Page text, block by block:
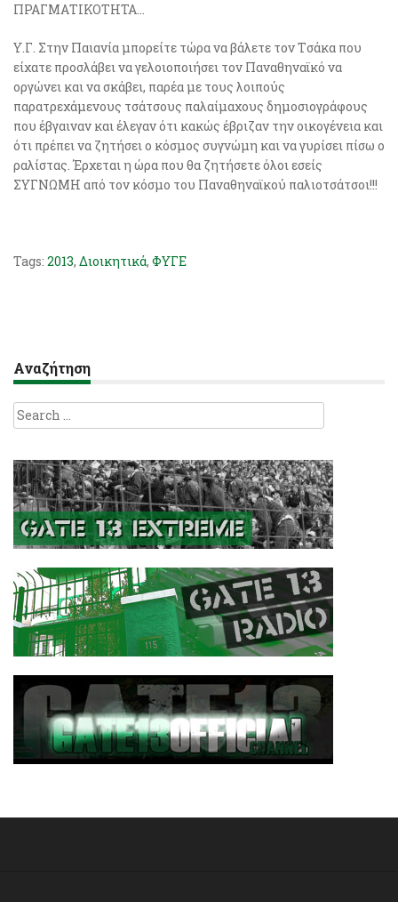
ΠΡΑΓΜΑΤΙΚΟΤΗΤΑ…
Υ.Γ. Στην Παιανία μπορείτε τώρα να βάλετε τον Tσάκα που
είχατε προσλάβει να γελοιοποιήσει τον Παναθηναϊκό να
οργώνει και να σκάβει, παρέα με τους λοιπούς
παρατρεχάμενους τσάτσους παλαίμαχους δημοσιογράφους
που έβγαιναν και έλεγαν ότι κακώς έβριζαν την οικογένεια και
ότι πρέπει να ζητήσει ο κόσμος συγνώμη και να γυρίσει πίσω ο
ραλίστας. Έρχεται η ώρα που θα ζητήσετε όλοι εσείς
ΣΥΓΝΩΜΗ από τον κόσμο του Παναθηναϊκού παλιοτσάτσοι!!!
Tags: 2013, Διοικητικά, ΦΥΓΕ
Αναζήτηση
Search
for: